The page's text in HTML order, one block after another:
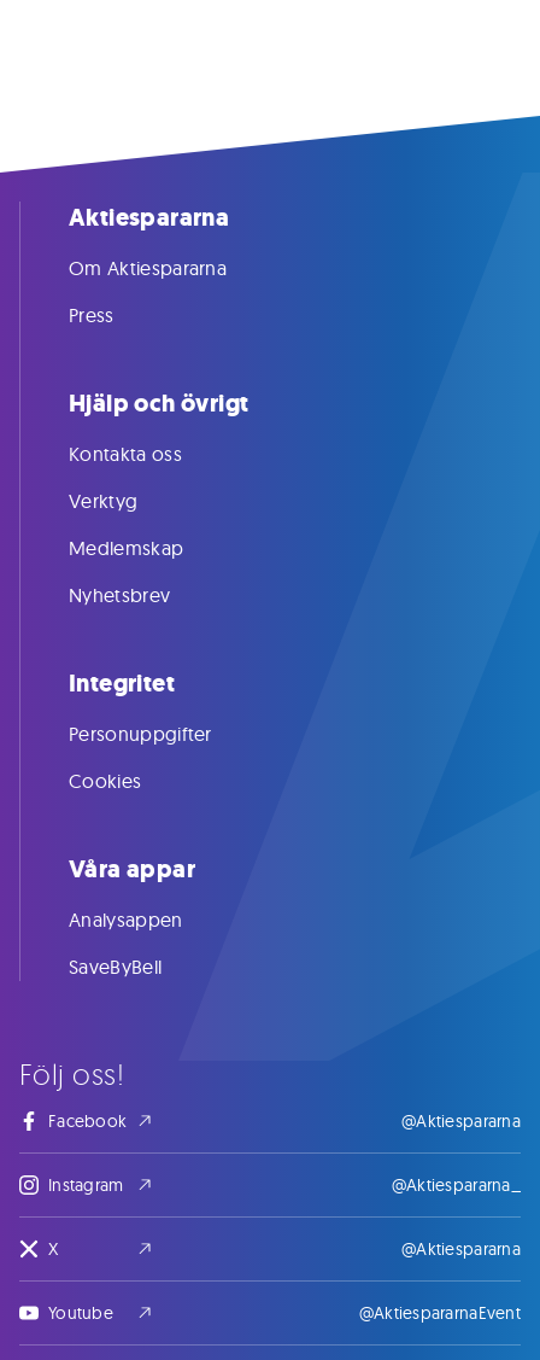
Följ oss!
Facebook @Aktiespararna
Instagram @Aktiespararna_
X @Aktiespararna
Youtube @AktiespararnaEvent
Aktiespararna
Om Aktiespararna
Press
Hjälp och övrigt
Kontakta oss
Verktyg
Medlemskap
Nyhetsbrev
Integritet
Personuppgifter
Cookies
Våra appar
Analysappen
SaveByBell